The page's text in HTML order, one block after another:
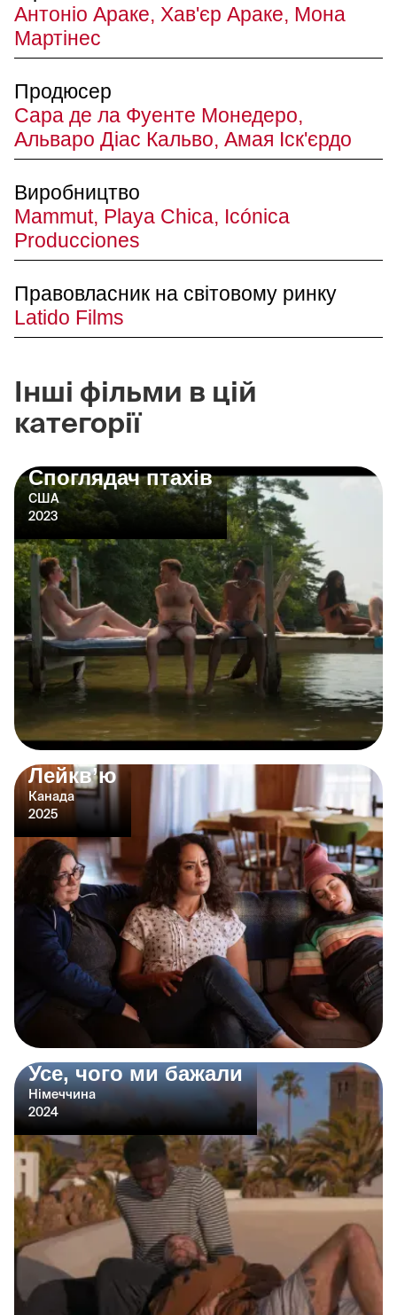
Антоніо Араке, Хав'єр Араке, Мона
Мартінес
Продюсер
Сара де ла Фуенте Монедеро,
Альваро Діас Кальво, Амая Іск'єрдо
Виробництво
Mammut, Playa Chica, Icónica
Producciones
Правовласник на світовому ринку
Latido Films
Інші фільми в цій
категорії
Споглядач птахів
США
2023
Лейкв’ю
Канада
2025
Усе, чого ми бажали
Німеччина
2024